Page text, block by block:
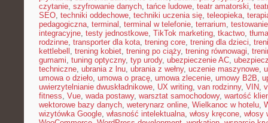
czytanie, szyfrowanie danych, tańce ludowe, teatr amatorski,
SEO, techniki oddechowe, techniki uczenia się, teleopieka,
pedagogiczna, terminal , terminal w telefonie, terrarium,
integracyjne, testy jednostkowe, TikTok marketing, tkactwo,
rodzinne, transporter dla kota, trening core, trening dla dzieci,
kettlebell , trening kobiet, trening po ciąży, trening równowagi,
gumami, tuning optyczny, typ urody, ubezpieczenie AC,
techniczne, ubrania z lnu, ubrania z wełny, uczenie maszynowe,
umowa o dzieło, umowa o pracę, umowa zlecenie, umowy B2B,
uwierzytelnianie dwuskładnikowe, UX writing, van rodzinny, VIN,
fitness, Vue, wada postawy, warsztat samochodowy, wartość
wektorowe bazy danych, weterynarz online, Wielkanoc w hotelu,
wizytówka Google, własność intelektualna, włosy kręcone, włosy